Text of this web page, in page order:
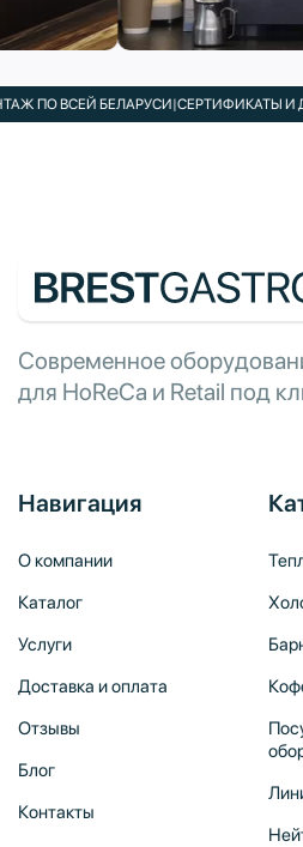
ВСЕЙ БЕЛАРУСИ|СЕРТИФИКАТЫ И
Современное
для HoReCa и Retail под
Навигация
О компании
Каталог
Услуги
Доставка и оплата
Отзывы
Блог
Контакты